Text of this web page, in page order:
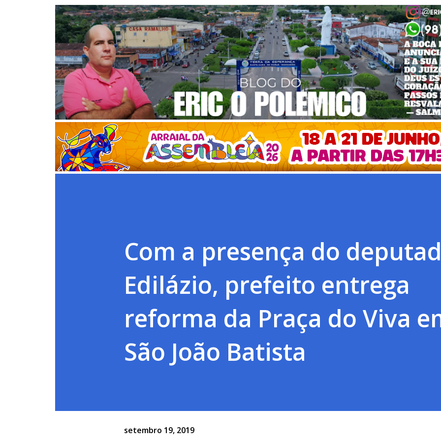
Pular para o conteúdo principal
Com a presença do
Edilázio, prefeito entrega
reforma da Praça do Viva
São João Batista
setembro 19, 2019